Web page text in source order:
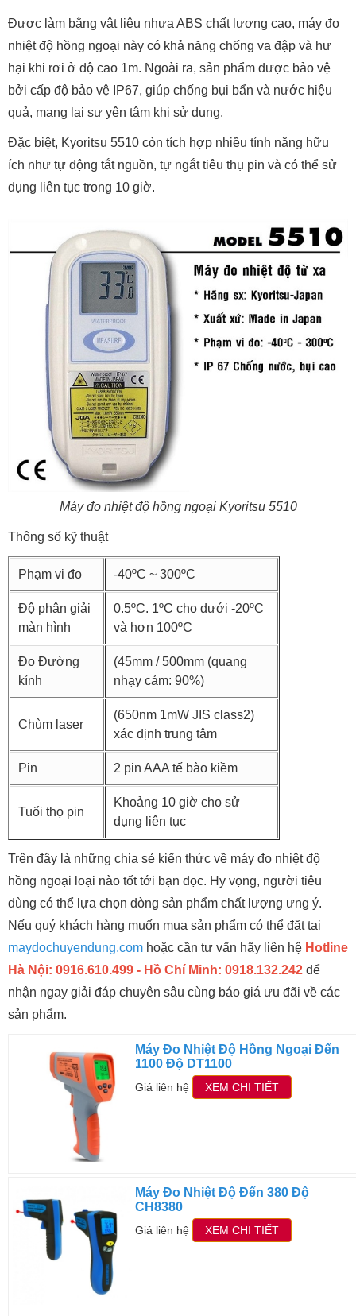
Được làm bằng vật liệu nhựa ABS chất lượng cao, máy đo
nhiệt độ hồng ngoại này có khả năng chống va đập và hư
hại khi rơi ở độ cao 1m. Ngoài ra, sản phẩm được bảo vệ
bởi cấp độ bảo vệ IP67, giúp chống bụi bẩn và nước hiệu
quả, mang lại sự yên tâm khi sử dụng.
Đặc biệt, Kyoritsu 5510 còn tích hợp nhiều tính năng hữu
ích như tự động tắt nguồn, tự ngắt tiêu thụ pin và có thể sử
dụng liên tục trong 10 giờ.
Máy đo nhiệt độ hồng ngoại Kyoritsu 5510
Thông số kỹ thuật
Phạm vi đo -40ºC ~ 300ºC
Độ phân giải
màn hình
0.5ºC. 1ºC cho dưới -20ºC
và hơn 100ºC
Đo Đường
kính
(45mm / 500mm (quang
nhạy cảm: 90%)
Chùm laser
(650nm 1mW JIS class2)
xác định trung tâm
Pin 2 pin AAA tế bào kiềm
Tuổi thọ pin
Khoảng 10 giờ cho sử
dụng liên tục
Trên đây là những chia sẻ kiến thức về máy đo nhiệt độ
hồng ngoại loại nào tốt tới bạn đọc. Hy vọng, người tiêu
dùng có thể lựa chọn dòng sản phẩm chất lượng ưng ý.
Nếu quý khách hàng muốn mua sản phẩm có thể đặt tại
maydochuyendung.com hoặc cần tư vấn hãy liên hệ Hotline
Hà Nội: 0916.610.499 - Hồ Chí Minh: 0918.132.242 để
nhận ngay giải đáp chuyên sâu cùng báo giá ưu đãi về các
sản phẩm.
Máy Đo Nhiệt Độ Hồng Ngoại Đến
1100 Độ DT1100
Giá liên hệ XEM CHI TIẾT
Máy Đo Nhiệt Độ Đến 380 Độ
CH8380
Giá liên hệ XEM CHI TIẾT